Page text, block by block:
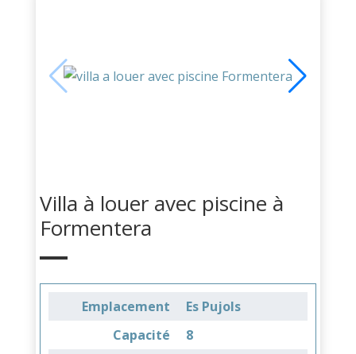
Villa à louer avec piscine à
Formentera
Emplacement
Es Pujols
Capacité
8